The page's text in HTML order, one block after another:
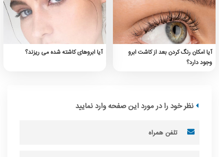
آیا امکان رنگ کردن بعد از کاشت ابرو
وجود دارد؟
آیا ابروهای کاشته شده می ریزند؟
نظر خود را در مورد این صفحه وارد نمایید